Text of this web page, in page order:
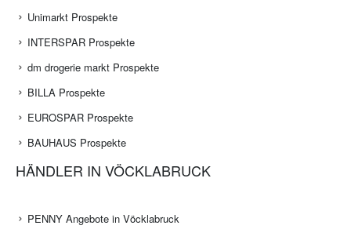
Unimarkt Prospekte
INTERSPAR Prospekte
dm drogerie markt Prospekte
BILLA Prospekte
EUROSPAR Prospekte
BAUHAUS Prospekte
HÄNDLER IN VÖCKLABRUCK
PENNY Angebote in Vöcklabruck